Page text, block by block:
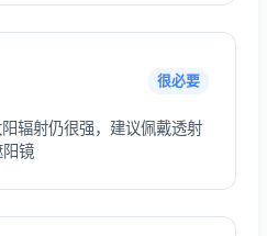
很必要
辐射仍很强，建议佩戴透射
镜